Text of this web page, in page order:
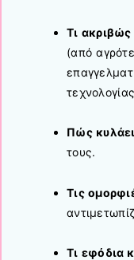
Τι
(από
Πώς
τους.
Τις
Τι εφόδια